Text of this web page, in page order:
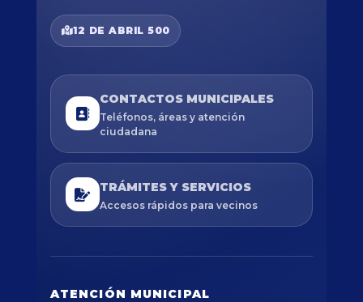
12 DE ABRIL 500
CONTACTOS MUNICIPALES
Teléfonos, áreas y atención
ciudadana
TRÁMITES Y SERVICIOS
Accesos rápidos para vecinos
ATENCIÓN MUNICIPAL